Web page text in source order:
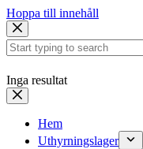
Hoppa till innehåll
Inga resultat
Hem
Uthyrningslager